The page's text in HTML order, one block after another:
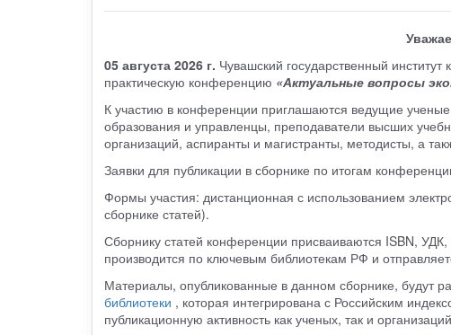
05 августа 2026 г. Чувашский государственный институт
практическую конференцию «Актуальные вопросы
К участию в конференции приглашаются ведущие
образования и управленцы, преподаватели высших
организаций, аспиранты и магистранты, методисты, а
Заявки для публикации в сборнике по итогам
Формы участия: дистанционная с использованием
сборнике статей).
Сборнику статей конференции присваиваются ISBN,
производится по ключевым библиотекам РФ и
Материалы, опубликованные в данном сборнике, будут
библиотеки , которая интегрирована с Российским
публикационную активность как ученых, так и